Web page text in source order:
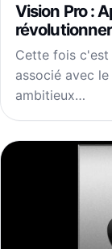
Vision Pro :
Cette fois
associé avec
ambitieux…